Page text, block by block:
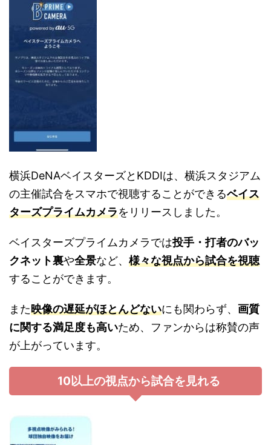
横浜DeNAベイスターズとKDDIは、横浜スタジアム
の主催試合をスマホで視聴することができるベイス
ターズプライムカメラをリリースしました。
ベイスターズプライムカメラでは投手・打者のバッ
クネット裏や全景など、 様々な視点から試合を視聴
することができます。
また映像の遅延がほとんどないにも関わらず、 画質
に関する満足度も高いため、ファンからは称賛の声
が上がっています。
10以上の視点から試合を見れる